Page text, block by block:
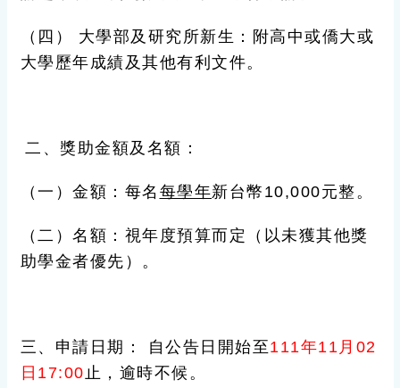
（四） 大學部及研究所新生： 附高中或僑大或
大學 歷年成績 及其他有利文件。
二、獎助金額及名額：
（一）金額：每名 每學年新台幣10,000元整。
（二）名額：視年度預算而定（以未獲其他獎
助學金者優先）。
三、申請日期： 自公告日開始至111年11月02
日17:00 止 ，逾時不候。